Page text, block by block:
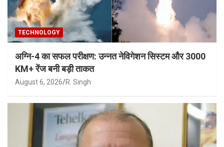
TECHNOLOGY
अग्नि-4 का सफल परीक्षण: उन्नत नेविगेशन सिस्टम और 3000
KM+ रेंज बनी बड़ी ताकत
August 6, 2026 R. Singh